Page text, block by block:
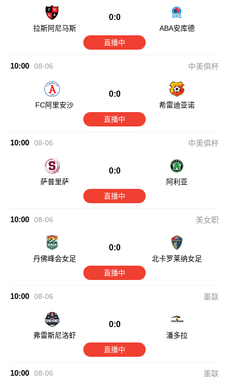
拉斯阿尼马斯
0:0
ABA安库德
直播中
10:00 08-06 中美俱杯
FC阿里安沙
0:0
希雷迪亚诺
直播中
10:00 08-06 中美俱杯
萨普里萨
0:0
阿利亚
直播中
10:00 08-06 美女职
丹佛峰会女足
0:0
北卡罗莱纳女足
直播中
10:00 08-06 墨联
弗雷斯尼洛虾
0:0
潘多拉
直播中
10:00 08-06 墨联